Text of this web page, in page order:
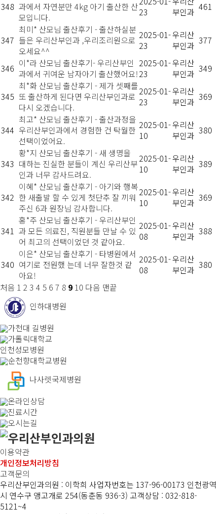
348 과에서 자연분만 4kg 아기 출산한 산
모입니다.
23
부인과 461
347
최미* 산모님 출산후기 - 출산하실분
들은 우리산부인과 ,우리조리원으로
오세요^^
2025-01-
23
우리산
부인과 377
346 이*라 산모님 출산후기- 우리산부인
과에서 귀여운 남자아기 출산했어요!
2025-01-
23
우리산
부인과 349
345
최*화 산모님 출산후기 - 제가 셋째를
또 출산하게 된다면 우리산부인과로
다시 오겠습니다.
2025-01-
23
우리산
부인과 369
344
최고* 산모님 출산후기 - 출산과정을
우리산부인과에서 경험한 건 탁월한
선택이었어요.
2025-01-
10
우리산
부인과 380
343
황*지 산모님 출산후기 - 새 생명을
대하는 진실한 분들이 계신 우리산부
인과 너무 감사드려요.
2025-01-
10
우리산
부인과 389
342
이혜* 산모님 출산후기 - 아기와 행복
한 새출발 할 수 있게 첫단추 잘 끼워
주신 6과 원장님 감사합니다.
2025-01-
10
우리산
부인과 369
341
홍*주 산모님 출산후기 - 우리산부인
과 모든 의료진, 직원분들 만날 수 있
어 최고의 선택이었던 것 같아요.
2025-01-
08
우리산
부인과 388
340
이은* 산모님 출산후기 - 타병원에서
여기로 전원했 는데 너무 잘한것 같
아요!
2025-01-
08
우리산
부인과 380
처음 1 2 3 4 5 6 7 8 9 10 다음 맨끝
인하대병원
가천대 길병원
가톨릭대학교
인천성모병원
순천향대학교병원
나사렛국제병원
온라인상담
진료시간
오시는길
이용약관
개인정보처리방침
고객문의
우리산부인과의원 : 이학희 사업자번호는 137-96-00173 인천광역
시 연수구 앵고개로 254(동춘동 936-3) 고객상담 : 032-818-
5121~4